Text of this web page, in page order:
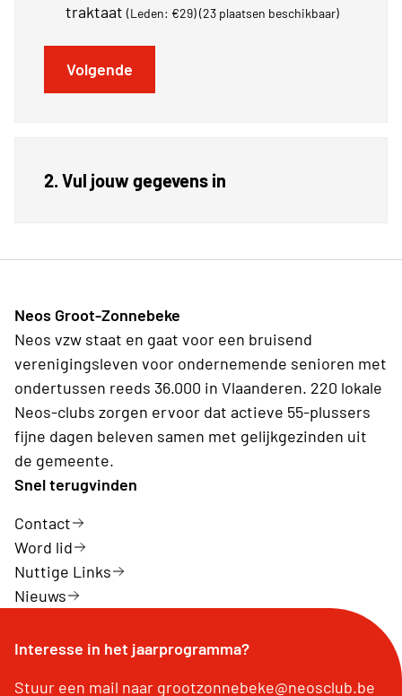
traktaat (Leden: €29)(23 plaatsen beschikbaar)
Volgende
2. Vul jouw gegevens in
Neos Groot-Zonnebeke
Neos vzw staat en gaat voor een bruisend
verenigingsleven voor ondernemende senioren met
ondertussen reeds 36.000 in Vlaanderen. 220 lokale
Neos-clubs zorgen ervoor dat actieve 55-plussers
fijne dagen beleven samen met gelijkgezinden uit
de gemeente.
Snel terugvinden
Contact
Word lid
Nuttige Links
Nieuws
Interesse in het jaarprogramma?
Stuur een mail naar grootzonnebeke@neosclub.be